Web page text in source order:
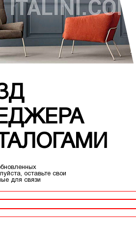
оставьте свои
для связи